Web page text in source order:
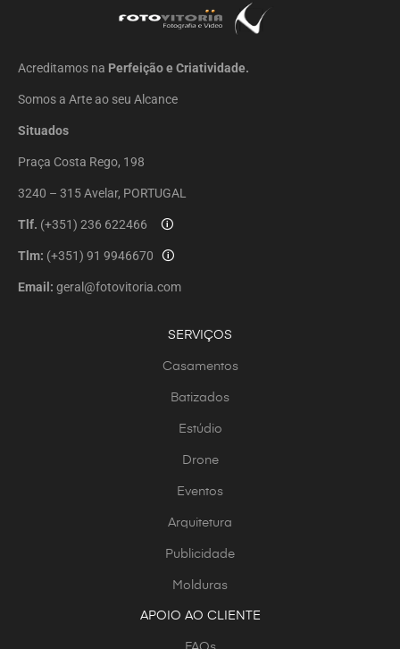
Acreditamos na Perfeição e Criatividade.
Somos a Arte ao seu Alcance
Situados
Praça Costa Rego, 198
3240 – 315 Avelar, PORTUGAL
Tlf. (+351) 236 622466 🛈
Tlm: (+351) 91 9946670 🛈
Email: geral@fotovitoria.com
SERVIÇOS
Casamentos
Batizados
Estúdio
Drone
Eventos
Arquitetura
Publicidade
Molduras
APOIO AO CLIENTE